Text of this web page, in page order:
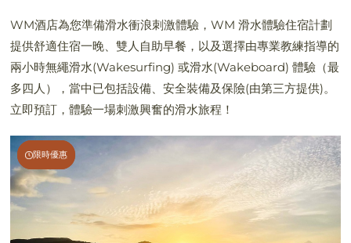
WM酒店為您準備滑水衝浪刺激體驗，WM 滑水體驗住宿計劃
提供舒適住宿一晚、雙人自助早餐，以及選擇由專業教練指導的
兩小時無繩滑水(Wakesurfing) 或滑水(Wakeboard) 體驗（最
多四人），當中已包括設備、安全裝備及保險(由第三方提供)。
立即預訂，體驗一場刺激興奮的滑水旅程！
限時優惠
限時優惠